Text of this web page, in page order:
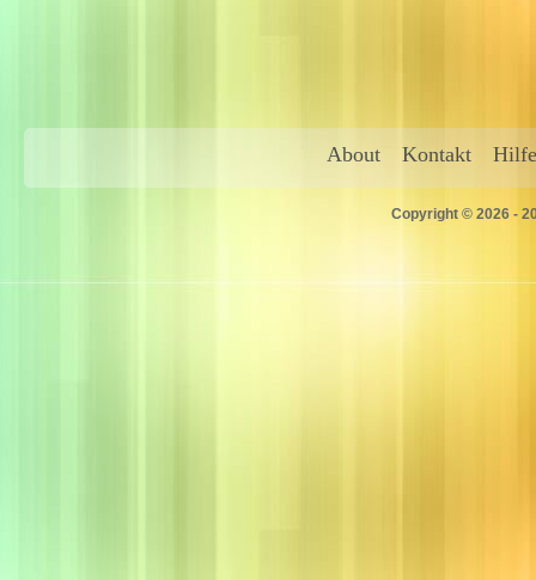
About Kontakt Hilfe
Copyright © 2026 -